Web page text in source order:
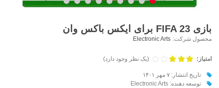
بازی FIFA 23 برای ایکس باکس وان
محصول شرکت: Electronic Arts
امتیاز: (یک نظر وجود دارد)
تاریخ انتشار: ۷ مهر ۱۴۰۱
توسعه دهنده: Electronic Arts